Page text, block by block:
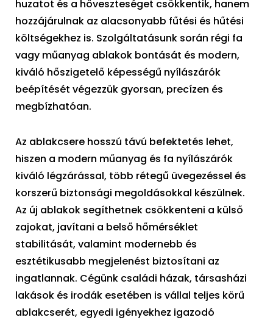
huzatot és a hőveszteséget csökkentik, hanem
hozzájárulnak az alacsonyabb fűtési és hűtési
költségekhez is. Szolgáltatásunk során régi fa
vagy műanyag ablakok bontását és modern,
kiváló hőszigetelő képességű nyílászárók
beépítését végezzük gyorsan, precízen és
megbízhatóan.
Az ablakcsere hosszú távú befektetés lehet,
hiszen a modern műanyag és fa nyílászárók
kiváló légzárással, több rétegű üvegezéssel és
korszerű biztonsági megoldásokkal készülnek.
Az új ablakok segíthetnek csökkenteni a külső
zajokat, javítani a belső hőmérséklet
stabilitását, valamint modernebb és
esztétikusabb megjelenést biztosítani az
ingatlannak. Cégünk családi házak, társasházi
lakások és irodák esetében is vállal teljes körű
ablakcserét, egyedi igényekhez igazodó